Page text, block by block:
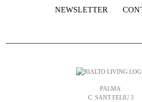
NEWSLETTER
PALMA:
C. SANT FELIU 3